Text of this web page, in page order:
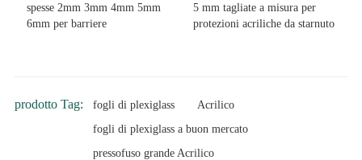
spesse 2mm 3mm 4mm 5mm
6mm per barriere
5 mm tagliate a misura per
protezioni acriliche da starnuto
prodotto Tag: fogli di plexiglass
Acrilico
fogli di plexiglass a buon mercato
pressofuso grande Acrilico